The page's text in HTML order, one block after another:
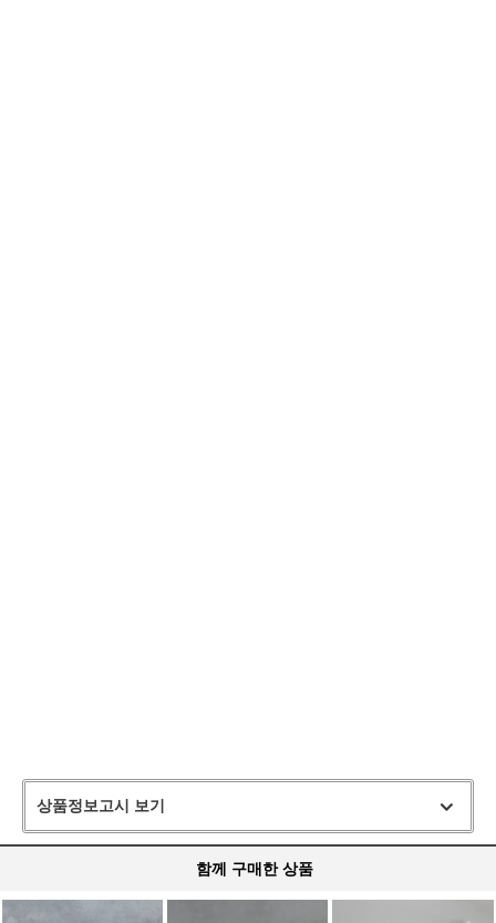
상품정보고시 보기
함께 구매한 상품